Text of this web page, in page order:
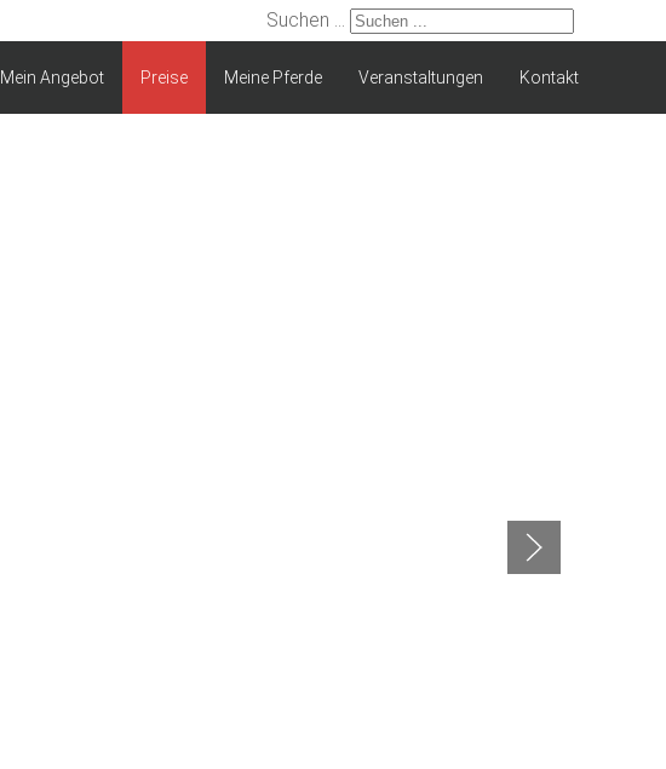
Suchen ...
Mein Angebot Preise Meine Pferde Veranstaltungen Kontakt